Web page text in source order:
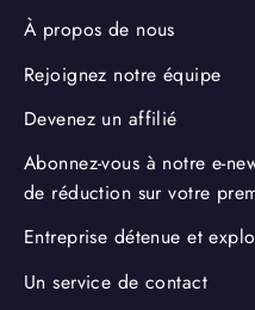
À propos de nous
Rejoignez notre équipe
Devenez un affilié
Abonnez-vous à notre e-
de réduction sur votre
Entreprise détenue et
Un service de contact